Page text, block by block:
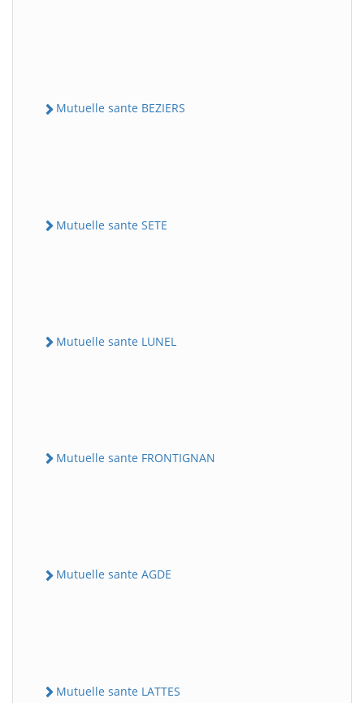
Mutuelle sante BEZIERS
Mutuelle sante SETE
Mutuelle sante LUNEL
Mutuelle sante FRONTIGNAN
Mutuelle sante AGDE
Mutuelle sante LATTES